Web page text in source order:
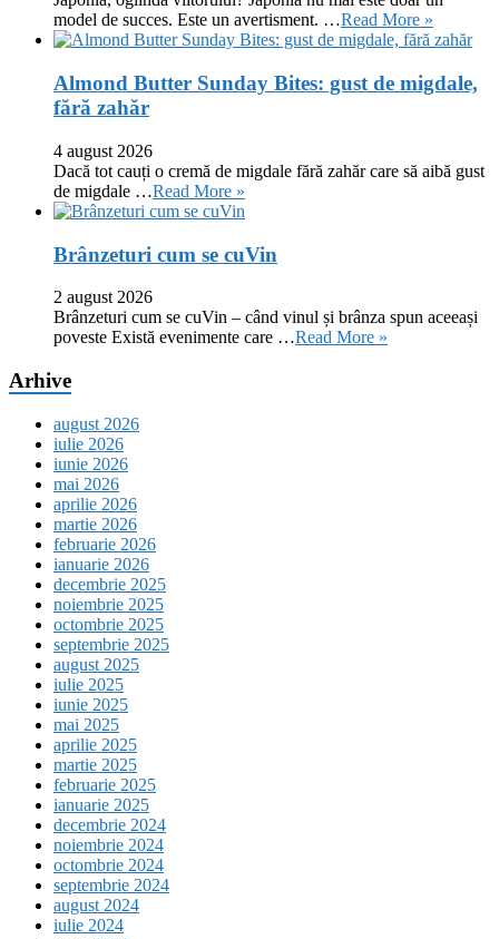
model de succes. Este un avertisment. …Read More »
Almond Butter Sunday Bites: gust de migdale,
fără zahăr
4 august 2026
Dacă tot cauți o cremă de migdale fără zahăr care să aibă gust
de migdale …Read More »
Brânzeturi cum se cuVin
2 august 2026
Brânzeturi cum se cuVin – când vinul și brânza spun aceeași
poveste Există evenimente care …Read More »
Arhive
august 2026
iulie 2026
iunie 2026
mai 2026
aprilie 2026
martie 2026
februarie 2026
ianuarie 2026
decembrie 2025
noiembrie 2025
octombrie 2025
septembrie 2025
august 2025
iulie 2025
iunie 2025
mai 2025
aprilie 2025
martie 2025
februarie 2025
ianuarie 2025
decembrie 2024
noiembrie 2024
octombrie 2024
septembrie 2024
august 2024
iulie 2024